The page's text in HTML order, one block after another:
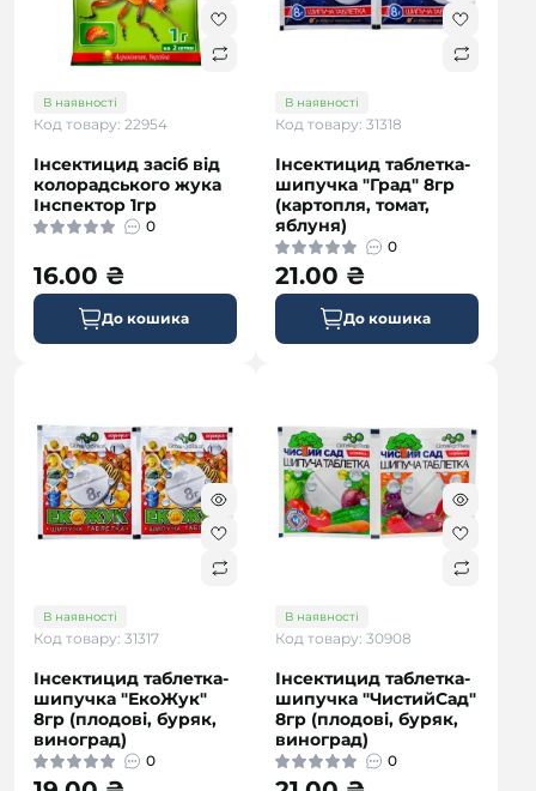
В наявності
Код товару: 22954
Інсектицид засіб від
колорадського жука
Інспектор 1гр
0
16.00 ₴
До кошика
В наявності
Код товару: 31318
Інсектицид таблетка-
шипучка "Град" 8гр
(картопля, томат,
яблуня)
0
21.00 ₴
До кошика
В наявності
Код товару: 31317
Інсектицид таблетка-
шипучка "ЕкоЖук"
8гр (плодові, буряк,
виноград)
0
В наявності
Код товару: 30908
Інсектицид таблетка-
шипучка "ЧистийСад"
8гр (плодові, буряк,
виноград)
0